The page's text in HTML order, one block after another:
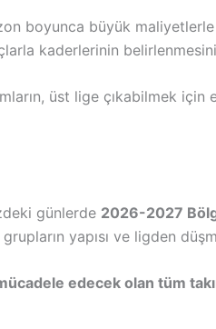
boyunca büyük
kaderlerinin
üst lige çıkabilmek için
günlerde 2026-2027
yapısı ve ligden
edecek olan tüm